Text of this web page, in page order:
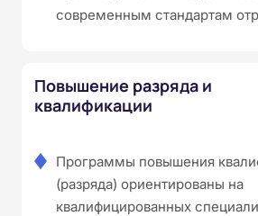
современным стандартам
Повышение разряда и
квалификации
Программы повышения
(разряда) ориентированы на
квалифицированных